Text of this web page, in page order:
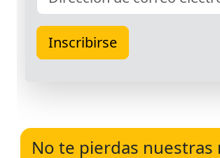
No te pierdas nuestras